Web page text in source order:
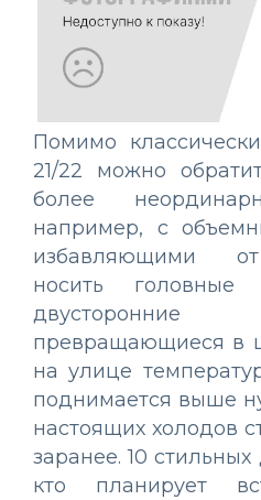
Помимо
21/22 можно
более
например, с
избавляющими
носить
превращающиеся в
на улице
поднимается выше
настоящих холодов
заранее. 10
кто планирует